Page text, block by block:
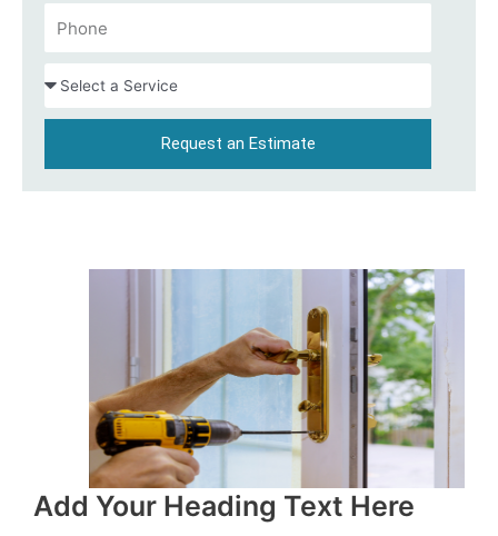
Request an Estimate
Add Your Heading Text Here